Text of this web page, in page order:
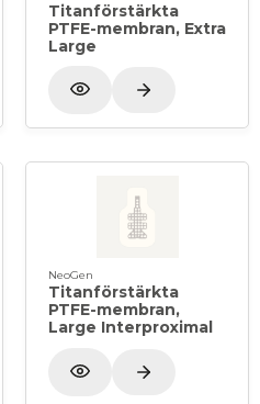
eller indirekt) för
har uppnåtts, enligt
läkaren.
av PTFE.
Titanförstärkta
PTFE-membran, Extra
Large
NeoGen
Titanförstärkta
PTFE-membran,
Large Interproximal